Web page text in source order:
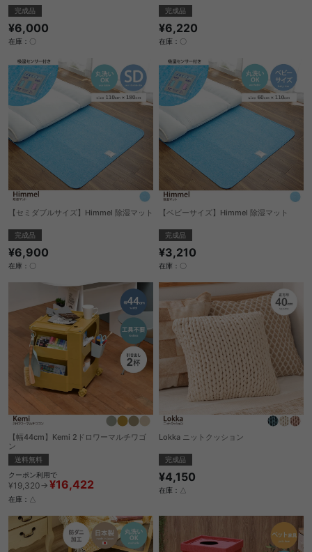
完成品
¥6,000
在庫：〇
完成品
¥6,220
在庫：〇
【セミダブルサイズ】Himmel 除湿マット
完成品
¥6,900
在庫：〇
【ベビーサイズ】Himmel 除湿マット
完成品
¥3,210
在庫：〇
【幅44cm】Kemi 2ドロワーマルチワゴ
ン
送料無料
クーポン利用で
¥19,320→ ¥16,422
在庫：△
Lokka ニットクッション
完成品
¥4,150
在庫：△